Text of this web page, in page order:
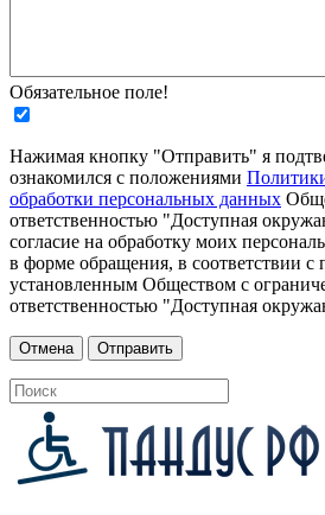
Обязательное поле!
Нажимая кнопку "Отправить" я
ознакомился с положениями
обработки персональных данных
ответственностью "Доступная
согласие на обработку моих
в форме обращения, в соответствии с
установленным Обществом с
ответственностью "Доступная